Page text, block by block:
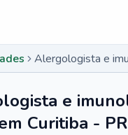
e
Curitiba - PR